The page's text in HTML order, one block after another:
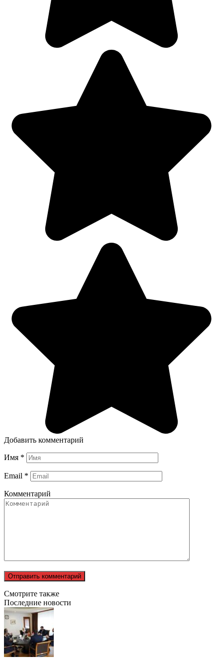
Добавить комментарий
Имя *
Email *
Комментарий
Смотрите также
Последние новости